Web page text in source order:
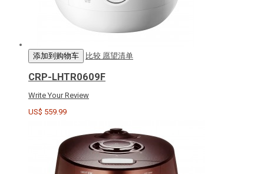
添加到购物车 比较 愿望清单
CRP-LHTR0609F
Write Your Review
US$ 559.99